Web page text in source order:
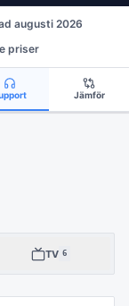
augusti 2026
priser
Jämför
TV 6